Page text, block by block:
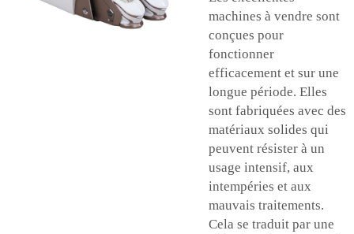
machines à vendre sont
conçues pour
fonctionner
efficacement et sur une
longue période. Elles
sont fabriquées avec des
matériaux solides qui
peuvent résister à un
usage intensif, aux
intempéries et aux
mauvais traitements.
Cela se traduit par une